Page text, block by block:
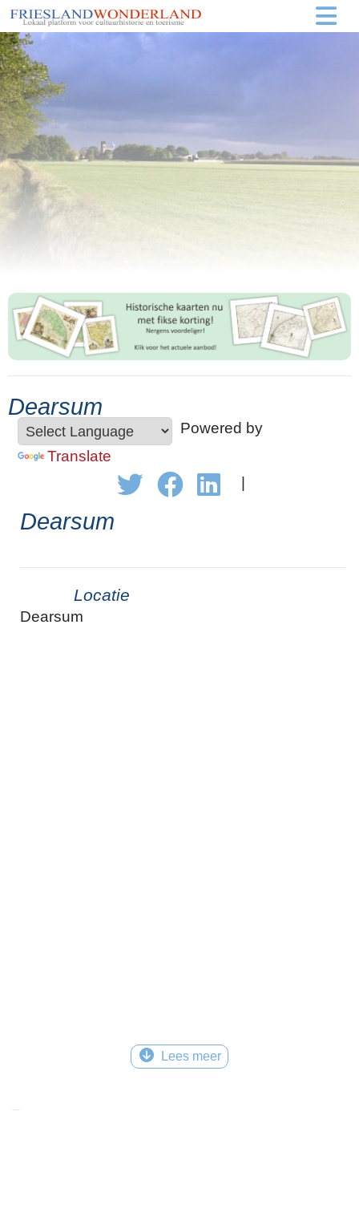
Dearsum
Powered by
Translate
Dearsum
Locatie
Dearsum
Lees meer